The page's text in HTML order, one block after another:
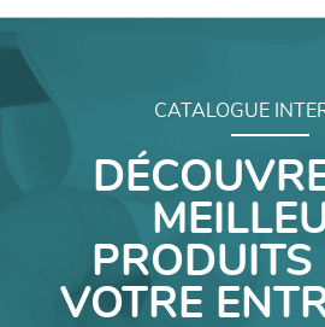
CATALOGUE
PRODUITS
VOTRE